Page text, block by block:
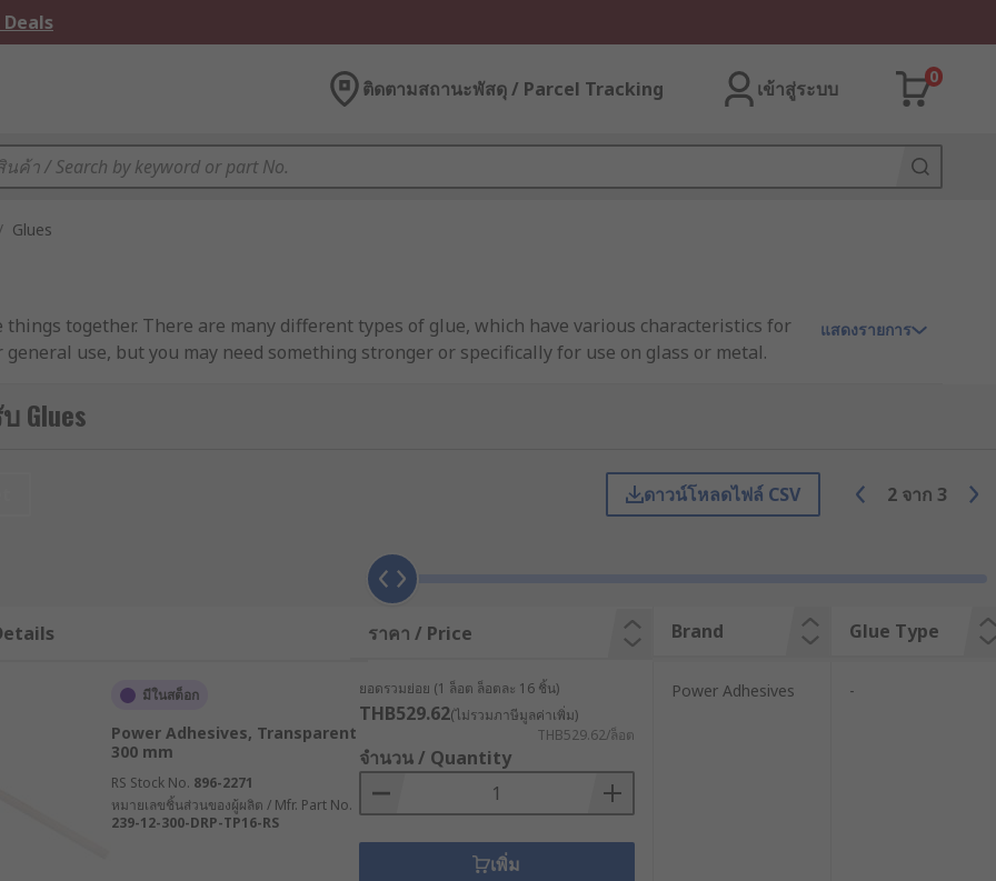
ติดตามสถานะพัสดุ / Parcel Tracking เข้าสู่ระบบ
0
Glues
together. There are many different types of glue, which have various characteristics for
use, but you may need something stronger or specifically for use on glass or metal.
and may not adhere to others. It is important to ensure that the glue you use works with
There is also different levels of durability with glue, which is also important to consider.
melt glue sticks, to PVA and glue dots. We have glue from key manufacturers including Loctite
glue is a fast-acting and strong liquid or gel . Cyanoacrylate is a type of clear resin that bonds
water. Practically any surface that you want to glue has trace amounts of water on the
can be used in practically any environment or industry, is it also incredibly helpful for
as hot-melt adhesive (HMA) and are used with hot melt glue guns which heat up the stick
trigger, molten glue is applied to the surface. The glue will cool and solidify in a matter of
The sticks can be used to bond a number of different materials including paper, cardboard,
are especially suited to gap-filling applications. Available in a range of colours and diameters
or school glue, (polyvinyl acetate adhesive) are synthetic rubbery polymers used for
แสดงรายการ
Glues
ดาวน์โหลดไฟล์ CSV 2 จาก 3
ราคา / Price Brand Glue Type
มีในสต็อก
Power Adhesives, Transparent
300 mm
RS Stock No. 896-2271
หมายเลขชิ้นส่วนของผู้ผลิต / Mfr. Part No.
239-12-300-DRP-TP16-RS
ยอดรวมย่อย (1 ล็อต ล็อตละ 16 ชิ้น)
THB529.62(ไม่รวมภาษีมูลค่าเพิ่ม)
THB529.62/ล็อต
จำนวน / Quantity
เพิ่ม
Power Adhesives -